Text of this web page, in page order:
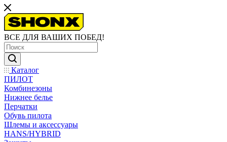
ВСЕ ДЛЯ ВАШИХ ПОБЕД!
Каталог
ПИЛОТ
Комбинезоны
Нижнее белье
Перчатки
Обувь пилота
Шлемы и аксессуары
HANS/HYBRID